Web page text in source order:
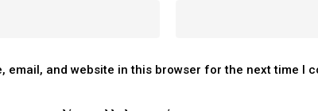
email, and website in this browser for the next time I